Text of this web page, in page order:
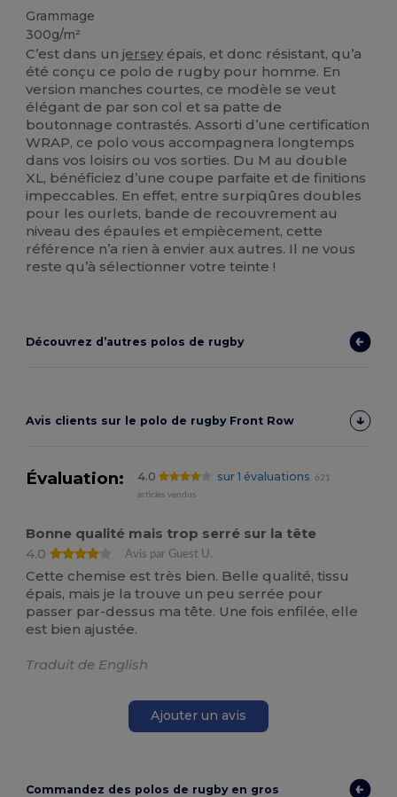
Grammage
300g/m²
C’est dans unjersey épais, et donc résistant, qu’a
été conçu ce polo de rugby pour homme. En
version manches courtes, ce modèle se veut
élégant de par son col et sa patte de
boutonnage contrastés. Assorti d’une certification
WRAP, ce polo vous accompagnera longtemps
dans vos loisirs ou vos sorties. Du M au double
XL, bénéficiez d’une coupe parfaite et de finitions
impeccables. En effet, entre surpiqûres doubles
pour les ourlets, bande de recouvrement au
niveau des épaules et empiècement, cette
référence n’a rien à envier aux autres. Il ne vous
reste qu’à sélectionner votre teinte !
Découvrez d’autres polos de rugby
Avis clients sur le polo de rugby Front Row
Évaluation: 4.0 sur 1 évaluations
621
articles vendus
Bonne qualité mais trop serré sur la tête
4.0
Avis par Guest U.
Cette chemise est très bien. Belle qualité, tissu
épais, mais je la trouve un peu serrée pour
passer par-dessus ma tête. Une fois enfilée, elle
est bien ajustée.
Traduit de English
Ajouter un avis
Commandez des polos de rugby en gros